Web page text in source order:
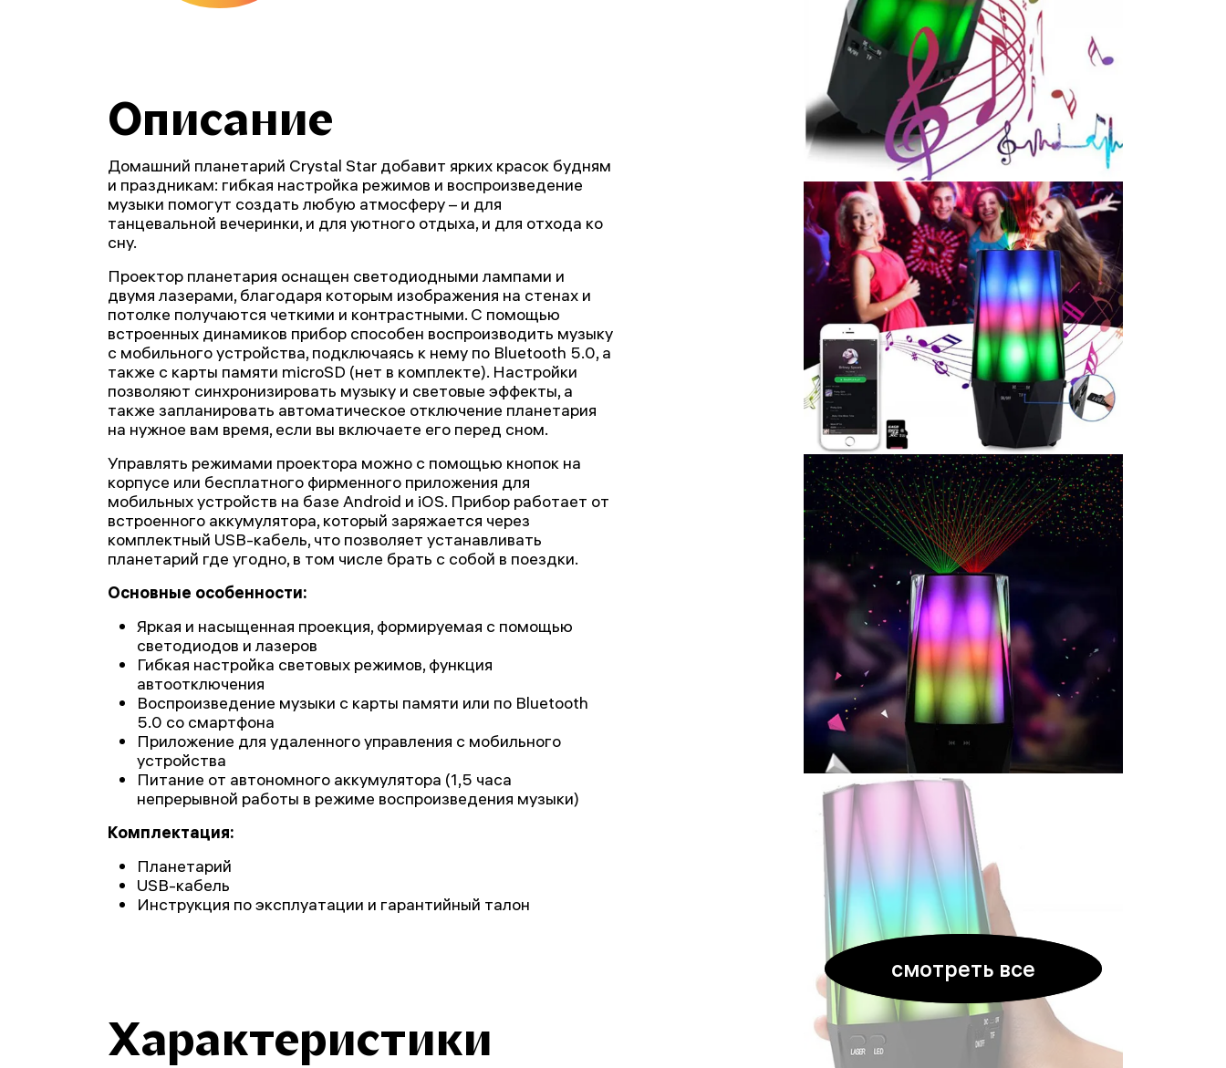
смотреть все
Описание
Домашний планетарий Crystal Star добавит ярких красок будням
и праздникам: гибкая настройка режимов и воспроизведение
музыки помогут создать любую атмосферу – и для
танцевальной вечеринки, и для уютного отдыха, и для отхода ко
сну.
Проектор планетария оснащен светодиодными лампами и
двумя лазерами, благодаря которым изображения на стенах и
потолке получаются четкими и контрастными. С помощью
встроенных динамиков прибор способен воспроизводить музыку
с мобильного устройства, подключаясь к нему по Bluetooth 5.0, а
также с карты памяти microSD (нет в комплекте). Настройки
позволяют синхронизировать музыку и световые эффекты, а
также запланировать автоматическое отключение планетария
на нужное вам время, если вы включаете его перед сном.
Управлять режимами проектора можно с помощью кнопок на
корпусе или бесплатного фирменного приложения для
мобильных устройств на базе Android и iOS. Прибор работает от
встроенного аккумулятора, который заряжается через
комплектный USB-кабель, что позволяет устанавливать
планетарий где угодно, в том числе брать с собой в поездки.
Основные особенности:
Яркая и насыщенная проекция, формируемая с помощью
светодиодов и лазеров
Гибкая настройка световых режимов, функция
автоотключения
Воспроизведение музыки с карты памяти или по Bluetooth
5.0 со смартфона
Приложение для удаленного управления с мобильного
устройства
Питание от автономного аккумулятора (1,5 часа
непрерывной работы в режиме воспроизведения музыки)
Комплектация:
Планетарий
USB-кабель
Инструкция по эксплуатации и гарантийный талон
Характеристики